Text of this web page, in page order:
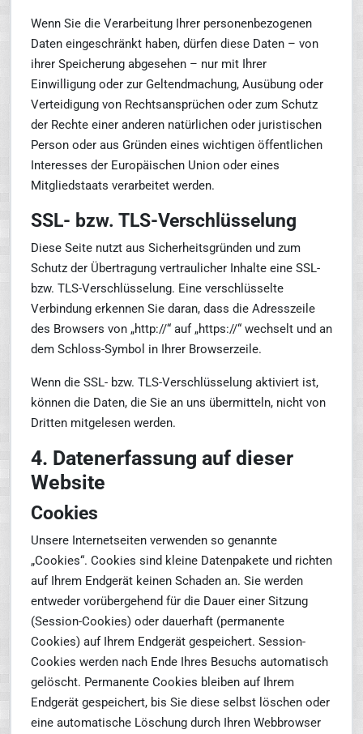
Wenn Sie die Verarbeitung Ihrer personenbezogenen
Daten eingeschränkt haben, dürfen diese Daten – von
ihrer Speicherung abgesehen – nur mit Ihrer
Einwilligung oder zur Geltendmachung, Ausübung oder
Verteidigung von Rechtsansprüchen oder zum Schutz
der Rechte einer anderen natürlichen oder juristischen
Person oder aus Gründen eines wichtigen öffentlichen
Interesses der Europäischen Union oder eines
Mitgliedstaats verarbeitet werden.
SSL- bzw. TLS-Verschlüsselung
Diese Seite nutzt aus Sicherheitsgründen und zum
Schutz der Übertragung vertraulicher Inhalte eine SSL-
bzw. TLS-Verschlüsselung. Eine verschlüsselte
Verbindung erkennen Sie daran, dass die Adresszeile
des Browsers von „http://“ auf „https://“ wechselt und an
dem Schloss-Symbol in Ihrer Browserzeile.
Wenn die SSL- bzw. TLS-Verschlüsselung aktiviert ist,
können die Daten, die Sie an uns übermitteln, nicht von
Dritten mitgelesen werden.
4. Datenerfassung auf dieser
Website
Cookies
Unsere Internetseiten verwenden so genannte
„Cookies“. Cookies sind kleine Datenpakete und richten
auf Ihrem Endgerät keinen Schaden an. Sie werden
entweder vorübergehend für die Dauer einer Sitzung
(Session-Cookies) oder dauerhaft (permanente
Cookies) auf Ihrem Endgerät gespeichert. Session-
Cookies werden nach Ende Ihres Besuchs automatisch
gelöscht. Permanente Cookies bleiben auf Ihrem
Endgerät gespeichert, bis Sie diese selbst löschen oder
eine automatische Löschung durch Ihren Webbrowser